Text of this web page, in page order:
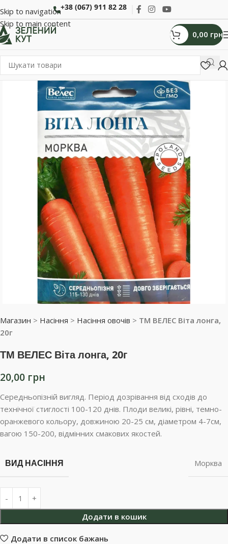
Skip to navigation
Skip to main content
+38 (067) 911 82 28
0,00 грн
Магазин > Насіння > Насіння овочів > ТМ ВЕЛЕС Віта лонга,
20г
ТМ ВЕЛЕС Віта лонга, 20г
20,00 грн
Середньопізній вигляд. Період дозрівання від сходів до
технічної стиглості 100-120 днів. Плоди великі, рівні, темно-
оранжевого кольору, довжиною 20-25 см, діаметром 4-7см,
вагою 150-200, відмінних смакових якостей.
ВИД НАСІННЯ Морква
Додати в кошик
Додати в список бажань